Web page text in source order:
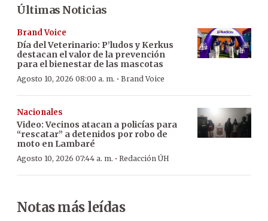
Últimas Noticias
Brand Voice
Día del Veterinario: P’ludos y Kerkus
destacan el valor de la prevención
para el bienestar de las mascotas
Agosto 10, 2026 08:00 a. m. · Brand Voice
Nacionales
Video: Vecinos atacan a policías para
“rescatar” a detenidos por robo de
moto en Lambaré
Agosto 10, 2026 07:44 a. m. · Redacción ÚH
Notas más leídas